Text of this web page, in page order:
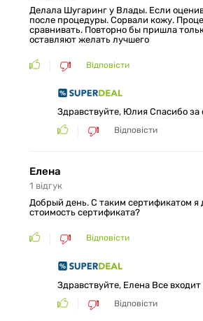
Делала Шугаринг у Влады. Если
после процедуры. Сорвали кожу.
сравнивать. Повторно бы пришла
оставляют желать лучшего
Відповісти
Здравствуйте, Юлия Спасибо
Відповісти
Елена
1 відгук
Добрый день. С таким сертификатом я
стоимость сертификата?
Відповісти
Здравствуйте, Елена Все
Відповісти